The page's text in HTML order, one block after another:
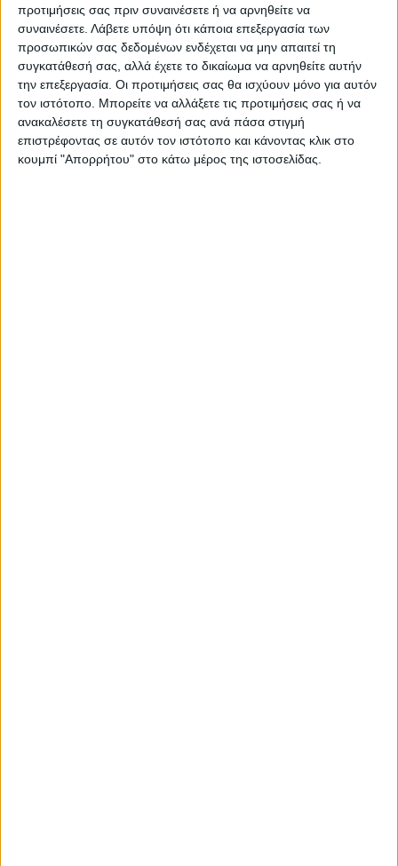
προτιμήσεις σας πριν συναινέσετε ή να αρνηθείτε να
συναινέσετε. Λάβετε υπόψη ότι κάποια επεξεργασία των
προσωπικών σας δεδομένων ενδέχεται να μην απαιτεί τη
συγκατάθεσή σας, αλλά έχετε το δικαίωμα να αρνηθείτε αυτήν
την επεξεργασία. Οι προτιμήσεις σας θα ισχύουν μόνο για αυτόν
τον ιστότοπο. Μπορείτε να αλλάξετε τις προτιμήσεις σας ή να
ανακαλέσετε τη συγκατάθεσή σας ανά πάσα στιγμή
επιστρέφοντας σε αυτόν τον ιστότοπο και κάνοντας κλικ στο
κουμπί "Απορρήτου" στο κάτω μέρος της ιστοσελίδας.
Η Αρχαιότερη Καθημερινή Πρωινή Εφημερίδα της Καρδίτσας
ΠΑΡΟΜΟΙΑ ΑΡΘΡΑ